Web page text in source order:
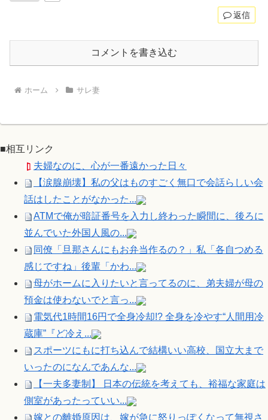
返信
コメントを書き込む
ホーム サレ妻
■相互リンク
夫婦なのに、心が一番遠かった日々
【涙腺崩壊】私の父はものすごく無口で会話らしい会
話はしたことがなかった...
ATMで俺が暗証番号を入力し終わった瞬間に、後ろに
並んでいた外国人風の...
同僚「旦那さんにもお弁当作るの？」私「各自つめる
感じですね」後輩「かわ...
母がホームに入りたいと言ってるのに、弟夫婦が母の
預金は使わないでと言っ...
電気代1時間16円で全身冷却!? 全身を冷やす“人間用冷
蔵庫”『ど冷え...
スポーツにもに打ち込んで結構いい高校、国立大まで
いったのになんであんな...
【一夫多妻制】 日本の伝統を考えても、裕福な家庭は
側室があったっていい...
嫁との離婚原因は、嫁が急に怒りっぽくなって無視さ